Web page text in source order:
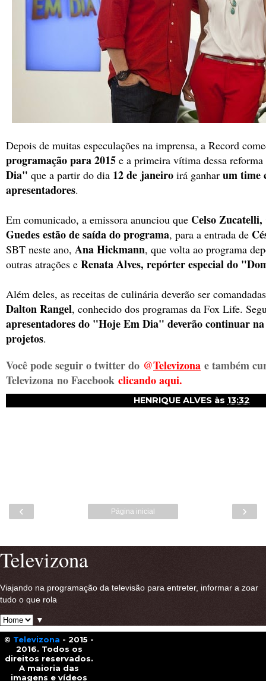
Depois de muitas especulações na imprensa, a Record
programação para 2015 e a primeira vítima dessa
Dia" que a partir do dia 12 de janeiro irá ganhar um time
apresentadores.
Em comunicado, a emissora anunciou que Celso
Guedesestão de saída do programa, para a entrada de
SBT neste ano, Ana Hickmann, que volta ao programa
outras atrações e Renata Alves, repórter especial do
Além deles, as receitas de culinária deverão ser
Dalton Rangel, conhecido dos programas da Fox Life.
apresentadores do "Hoje Em Dia" deverão continuar na
projetos.
Você pode seguir o twitter do @Televizona e também
Televizona no Facebook clicando aqui.
HENRIQUE ALVES às 13:32
‹ ›
Página inicial
Televizona
Viajando na programação da televisão para entreter, informar a zoar
tudo o que rola
▼
© Televizona - 2015 -
2016. Todos os
direitos reservados.
A maioria das
imagens e vídeos